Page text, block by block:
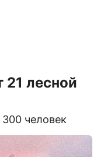
21 лесной
человек